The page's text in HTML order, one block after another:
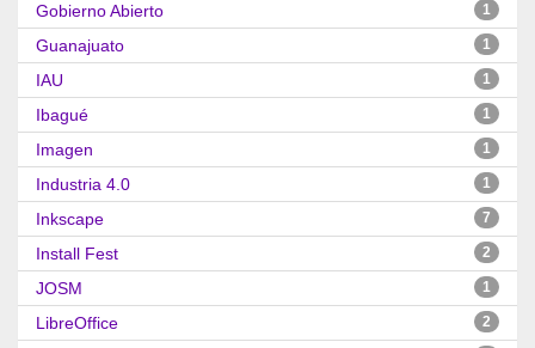
Gobierno Abierto 1
Guanajuato 1
IAU 1
Ibagué 1
Imagen 1
Industria 4.0 1
Inkscape 7
Install Fest 2
JOSM 1
LibreOffice 2